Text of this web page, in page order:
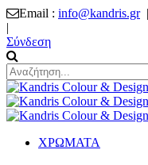
Email : info@kandris.gr|
|
Σύνδεση
ΧΡΩΜΑΤΑ